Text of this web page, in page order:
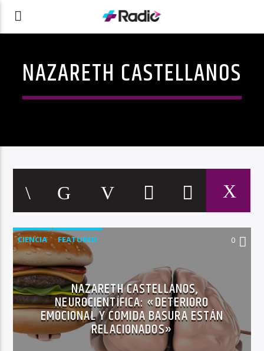
NAZARETH CASTELLANOS
CIENCIA FEATURED 0
NAZARETH CASTELLANOS,
NEUROCIENTÍFICA: «DETERIORO
EMOCIONAL Y COMIDA BASURA ESTÁN
RELACIONADOS»